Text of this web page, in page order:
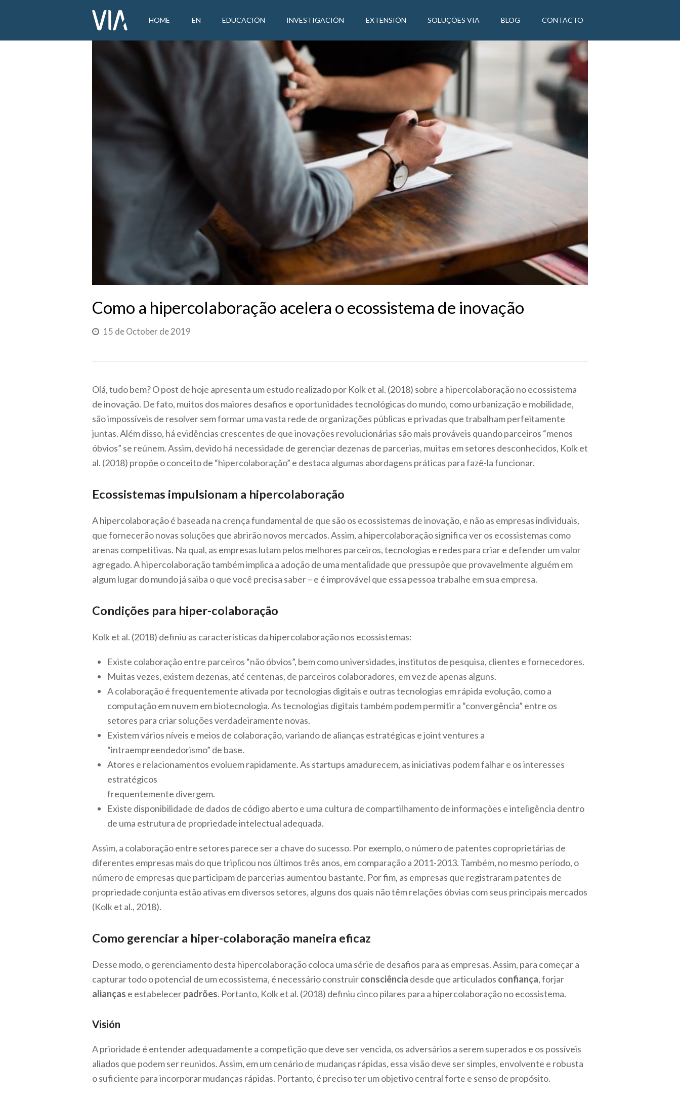
HOME EN EDUCACIÓN INVESTIGACIÓN EXTENSIÓN SOLUÇÕES VIA BLOG CONTACTO
Como a hipercolaboração acelera o ecossistema de inovação
15 de October de 2019
Olá, tudo bem? O post de hoje apresenta um estudo realizado por Kolk et al. (2018) sobre a hipercolaboração no ecossistema
de inovação. De fato, muitos dos maiores desafios e oportunidades tecnológicas do mundo, como urbanização e mobilidade,
são impossíveis de resolver sem formar uma vasta rede de organizações públicas e privadas que trabalham perfeitamente
juntas. Além disso, há evidências crescentes de que inovações revolucionárias são mais prováveis quando parceiros “menos
óbvios” se reúnem. Assim, devido há necessidade de gerenciar dezenas de parcerias, muitas em setores desconhecidos, Kolk et
al. (2018) propõe o conceito de “hipercolaboração” e destaca algumas abordagens práticas para fazê-la funcionar.
Ecossistemas impulsionam a hipercolaboração
A hipercolaboração é baseada na crença fundamental de que são os ecossistemas de inovação, e não as empresas individuais,
que fornecerão novas soluções que abrirão novos mercados. Assim, a hipercolaboração significa ver os ecossistemas como
arenas competitivas. Na qual, as empresas lutam pelos melhores parceiros, tecnologias e redes para criar e defender um valor
agregado. A hipercolaboração também implica a adoção de uma mentalidade que pressupõe que provavelmente alguém em
algum lugar do mundo já saiba o que você precisa saber – e é improvável que essa pessoa trabalhe em sua empresa.
Condições para hiper-colaboração
Kolk et al. (2018) definiu as características da hipercolaboração nos ecossistemas:
Existe colaboração entre parceiros “não óbvios”, bem como universidades, institutos de pesquisa, clientes e fornecedores.
Muitas vezes, existem dezenas, até centenas, de parceiros colaboradores, em vez de apenas alguns.
A colaboração é frequentemente ativada por tecnologias digitais e outras tecnologias em rápida evolução, como a
computação em nuvem em biotecnologia. As tecnologias digitais também podem permitir a “convergência” entre os
setores para criar soluções verdadeiramente novas.
Existem vários níveis e meios de colaboração, variando de alianças estratégicas e joint ventures a
“intraempreendedorismo” de base.
Atores e relacionamentos evoluem rapidamente. As startups amadurecem, as iniciativas podem falhar e os interesses
estratégicos
frequentemente divergem.
Existe disponibilidade de dados de código aberto e uma cultura de compartilhamento de informações e inteligência dentro
de uma estrutura de propriedade intelectual adequada.
Assim, a colaboração entre setores parece ser a chave do sucesso. Por exemplo, o número de patentes coproprietárias de
diferentes empresas mais do que triplicou nos últimos três anos, em comparação a 2011-2013. Também, no mesmo período, o
número de empresas que participam de parcerias aumentou bastante. Por fim, as empresas que registraram patentes de
propriedade conjunta estão ativas em diversos setores, alguns dos quais não têm relações óbvias com seus principais mercados
(Kolk et al., 2018).
Como gerenciar a hiper-colaboração maneira eficaz
Desse modo, o gerenciamento desta hipercolaboração coloca uma série de desafios para as empresas. Assim, para começar a
capturar todo o potencial de um ecossistema, é necessário construirconsciência desde que articulados confiança, forjar
alianças e estabelecerpadrões. Portanto, Kolk et al. (2018) definiu cinco pilares para a hipercolaboração no ecossistema.
Visión
A prioridade é entender adequadamente a competição que deve ser vencida, os adversários a serem superados e os possíveis
aliados que podem ser reunidos. Assim, em um cenário de mudanças rápidas, essa visão deve ser simples, envolvente e robusta
o suficiente para incorporar mudanças rápidas. Portanto, é preciso ter um objetivo central forte e senso de propósito.